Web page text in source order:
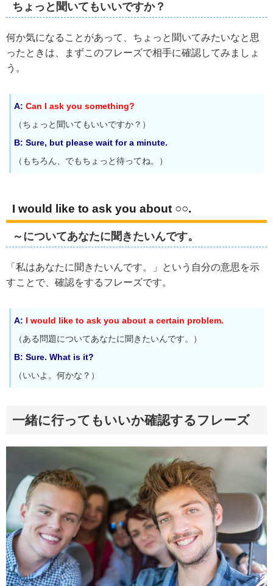
ちょっと聞いてもいいですか？
何か気になることがあって、ちょっと聞いてみたいなと思
ったときは、まずこのフレーズで相手に確認してみましょ
う。
A: Can I ask you something?
（ちょっと聞いてもいいですか？）
B: Sure, but please wait for a minute.
（もちろん、でもちょっと待ってね。）
I would like to ask you about ○○.
～についてあなたに聞きたいんです。
「私はあなたに聞きたいんです。」という自分の意思を示
すことで、確認をするフレーズです。
A: I would like to ask you about a certain problem.
（ある問題についてあなたに聞きたいんです。）
B: Sure. What is it?
（いいよ。何かな？）
一緒に行ってもいいか確認するフレーズ